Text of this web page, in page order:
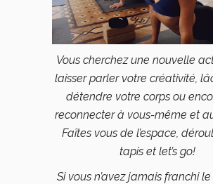
Vous cherchez une nouvelle
laisser parler votre créativité,
détendre votre corps ou
reconnecter à vous-même et
Faîtes vous de l’espace,
tapis et let’s go!
Si vous n’avez jamais franchi le